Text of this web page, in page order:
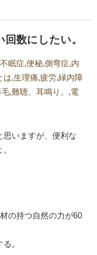
数にしたい。
不眠症,便秘,側弯症,内
は,生理痛,疲労,緑内障
毛,難聴、耳鳴り。 ,電
思いますが、便利な
の持つ自然の力が60
。